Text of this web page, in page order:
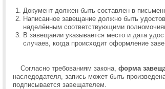
Документ должен быть составлен в
Написанное завещание должно быть
наделённым соответствующими
В завещании указывается место и дата
случаев, когда происходит оформление
Согласно требованиям закона, форма
наследодателя, запись может быть
подписывается завещателем.